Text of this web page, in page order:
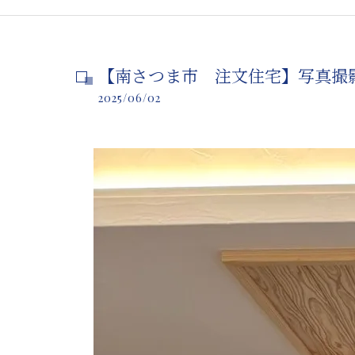
【南さつま市 注文住宅】写真撮
2025/06/02